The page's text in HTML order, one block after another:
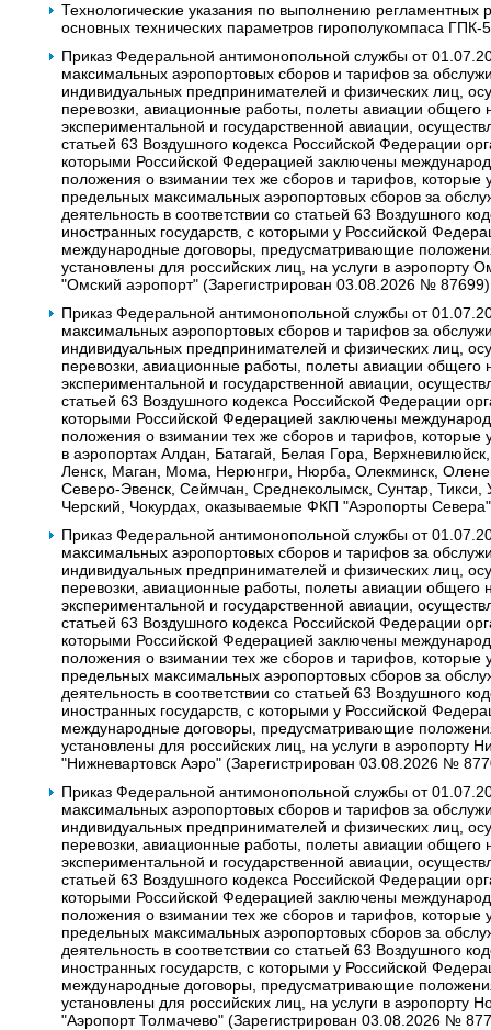
Технологические указания по выполнению регламентных
основных технических параметров гирополукомпаса ГПК-
Приказ Федеральной антимонопольной службы от
максимальных аэропортовых сборов и тарифов за
индивидуальных предпринимателей и физических лиц,
перевозки, авиационные работы‚ полеты авиации общего
экспериментальной и государственной авиации,
статьей 63 Воздушного кодекса Российской Федерации
которыми Российской Федерацией заключены
положения о взимании тех же сборов и тарифов, которые
предельных максимальных аэропортовых сборов за
деятельность в соответствии со статьей 63 Воздушного
иностранных государств, с которыми у Российской
международные договоры, предусматривающие
установлены для российских лиц, на услуги в
"Омский аэропорт" (Зарегистрирован 03.08.2026 № 87699)
Приказ Федеральной антимонопольной службы от
максимальных аэропортовых сборов и тарифов за
индивидуальных предпринимателей и физических лиц,
перевозки‚ авиационные работы, полеты авиации общего
экспериментальной и государственной авиации,
статьей 63 Воздушного кодекса Российской Федерации
которыми Российской Федерацией заключены
положения о взимании тех же сборов и тарифов, которые
в аэропортах Алдан, Батагай, Белая Гора,
Ленск, Маган, Мома, Нерюнгри, Нюрба, Олекминск,
Северо-Эвенск, Сеймчан, Среднеколымск, Сунтар, Тикси,
Черский, Чокурдах, оказываемые ФКП "Аэропорты
Приказ Федеральной антимонопольной службы от
максимальных аэропортовых сборов и тарифов за
индивидуальных предпринимателей и физических лиц,
перевозки‚ авиационные работы‚ полеты авиации общего
экспериментальной и государственной авиации,
статьей 63 Воздушного кодекса Российской Федерации
которыми Российской Федерацией заключены
положения о взимании тех же сборов и тарифов, которые
предельных максимальных аэропортовых сборов за
деятельность в соответствии со статьей 63 Воздушного
иностранных государств, с которыми у Российской
международные договоры, предусматривающие
установлены для российских лиц, на услуги в аэропорту
"Нижневартовск Аэро" (Зарегистрирован 03.08.2026 №
Приказ Федеральной антимонопольной службы от
максимальных аэропортовых сборов и тарифов за
индивидуальных предпринимателей и физических лиц,
перевозки‚ авиационные работы, полеты авиации общего
экспериментальной и государственной авиации,
статьей 63 Воздушного кодекса Российской Федерации
которыми Российской Федерацией заключены
положения о взимании тех же сборов и тарифов, которые
предельных максимальных аэропортовых сборов за
деятельность в соответствии со статьей 63 Воздушного
иностранных государств, с которыми у Российской
международные договоры, предусматривающие
установлены для российских лиц, на услуги в аэропорту
"Аэропорт Толмачево" (Зарегистрирован 03.08.2026 №